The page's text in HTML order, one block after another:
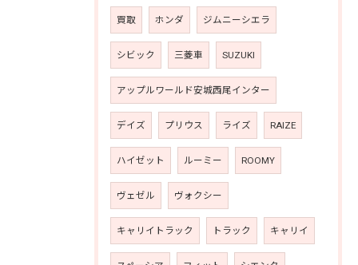
買取 ホンダ ジムニーシエラ
シビック 三菱車 SUZUKI
アップルワールド安城西尾インター
デイズ プリウス ライズ RAIZE
ハイゼット ルーミー ROOMY
ヴェゼル ヴォクシー
キャリイトラック トラック キャリイ